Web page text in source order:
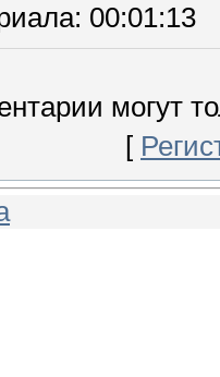
: 00:01:13
могут
[